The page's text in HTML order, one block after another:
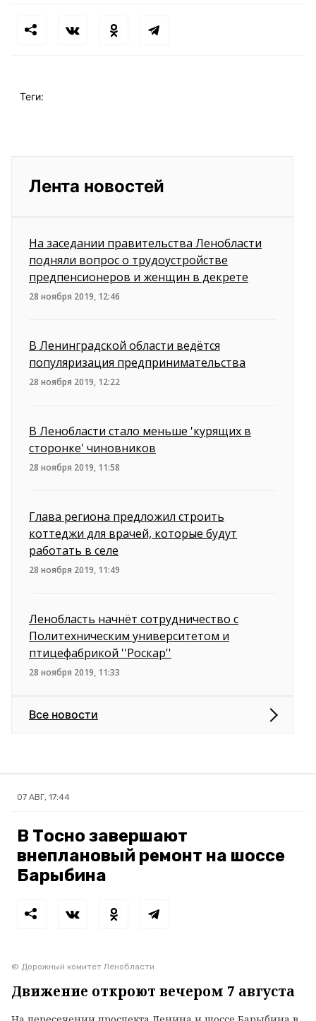
Теги:
Лента новостей
На заседании правительства Ленобласти
подняли вопрос о трудоустройстве
предпенсионеров и женщин в декрете
28 ноября 2019, 12:46
В Ленинградской области ведётся
популяризация предпринимательства
28 ноября 2019, 12:22
В Ленобласти стало меньше 'курящих в
сторонке' чиновников
28 ноября 2019, 11:58
Глава региона предложил строить
коттеджи для врачей, которые будут
работать в селе
28 ноября 2019, 11:49
Ленобласть начнёт сотрудничество с
Политехническим университетом и
птицефабрикой ''Роскар''
28 ноября 2019, 11:33
Все новости
07 АВГ, 17:44
В Тосно завершают
внеплановый ремонт на шоссе
Барыбина
© Дорожный комитет Ленобласти
Движение откроют вечером 7 августа